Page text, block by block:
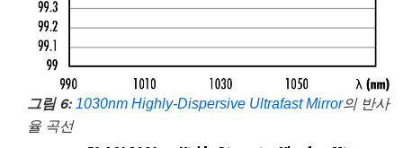
그림 6: 1030nm Highly-Dispersive Ultrafast Mirror의 반사
율 곡선